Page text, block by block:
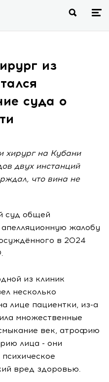
из
суда о
хирург на Кубани
двух инстанций
что вина не
суд общей
жалобу
в 2024
из клиник
несколько
лице пациентки, из-а
множественные
век, атрофию
лица - они
вред здоровью.